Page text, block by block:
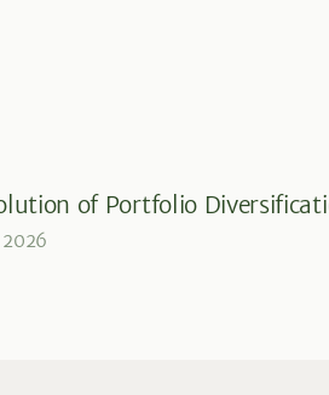
of Portfolio